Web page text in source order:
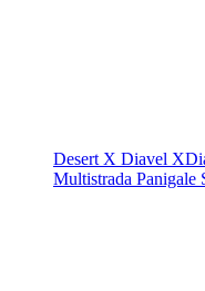
Desert X Diavel
Multistrada Panigale